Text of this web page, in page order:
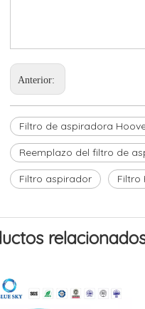
Anterior:
Filtro de aspiradora
Reemplazo del filtro de
Filtro aspirador Filtro